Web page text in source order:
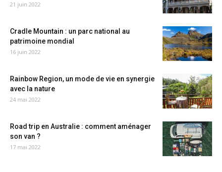
21 juin 2022
Cradle Mountain : un parc national au
patrimoine mondial
16 juin 2022
Rainbow Region, un mode de vie en synergie
avec la nature
24 mai 2022
Road trip en Australie : comment aménager
son van ?
17 mai 2022